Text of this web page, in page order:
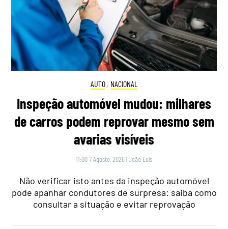
AUTO, NACIONAL
Inspeção automóvel mudou: milhares
de carros podem reprovar mesmo sem
avarias visíveis
11:00 7 Agosto, 2026 |João Luís
Não verificar isto antes da inspeção automóvel
pode apanhar condutores de surpresa: saiba como
consultar a situação e evitar reprovação